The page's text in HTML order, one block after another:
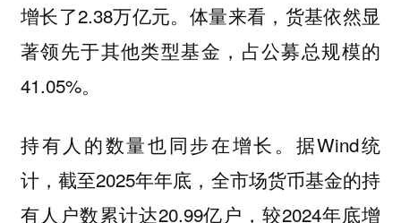
增长了2.38万亿元。体量来看，货基依然显
著领先于其他类型基金，占公募总规模的
41.05%。
持有人的数量也同步在增长。据Wind统
计，截至2025年年底，全市场货币基金的持
有人户数累计达20.99亿户，较2024年底增